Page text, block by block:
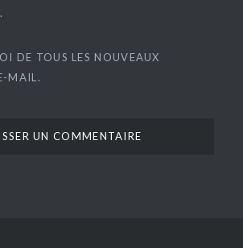
DE TOUS LES NOUVEAUX
MAIL.